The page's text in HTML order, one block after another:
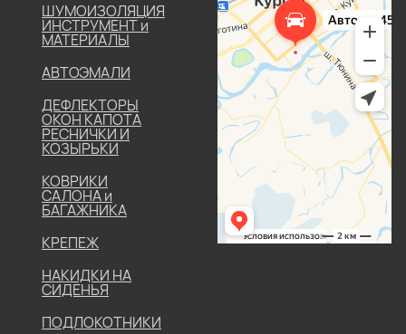
ШУМОИЗОЛЯЦИЯ
ИНСТРУМЕНТ и
МАТЕРИАЛЫ
АВТОЭМАЛИ
ДЕФЛЕКТОРЫ
ОКОН КАПОТА
РЕСНИЧКИ И
КОЗЫРЬКИ
КОВРИКИ
САЛОНА и
БАГАЖНИКА
КРЕПЕЖ
НАКИДКИ НА
СИДЕНЬЯ
ПОДЛОКОТНИКИ